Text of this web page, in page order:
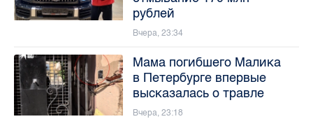
рублей
Вчера, 23:34
Мама погибшего Малика
в Петербурге впервые
высказалась о травле
Вчера, 23:18